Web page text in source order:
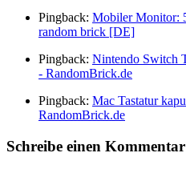
Pingback: Mobiler Monitor:
random brick [DE]
Pingback: Nintendo Switch
- RandomBrick.de
Pingback: Mac Tastatur
RandomBrick.de
Schreibe einen Kommentar